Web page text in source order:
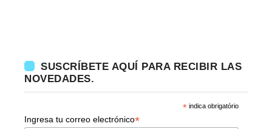
SUSCRÍBETE AQUÍ PARA RECIBIR LAS
NOVEDADES.
* indica obrigatório
Ingresa tu correo electrónico*